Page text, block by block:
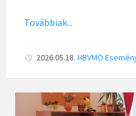
Továbbiak...
2026.05.18. HBVMÖ